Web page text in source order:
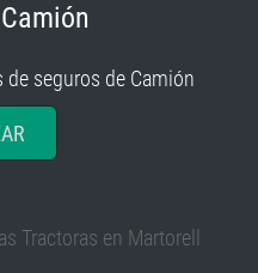
de seguros de Camión